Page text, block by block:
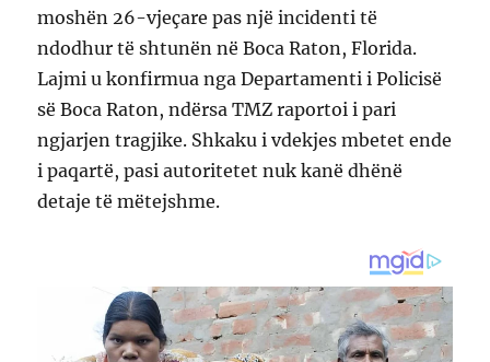
moshën 26-vjeçare pas një incidenti të
ndodhur të shtunën në Boca Raton, Florida.
Lajmi u konfirmua nga Departamenti i Policisë
së Boca Raton, ndërsa TMZ raportoi i pari
ngjarjen tragjike. Shkaku i vdekjes mbetet ende
i paqartë, pasi autoritetet nuk kanë dhënë
detaje të mëtejshme.